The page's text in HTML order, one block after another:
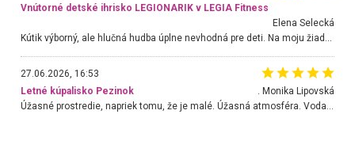
Vnútorné detské ihrisko LEGIONARIK v LEGIA Fitness
Elena Selecká
27.06.2026, 16:53
Letné kúpalisko Pezinok
. Monika Lipovská
Úžasné prostredie, napriek tomu, že je malé. Úžasná atmosféra. Voda fantastická a nádherná. Ľudí je pomerne veľa, ale su mili a ohľaduplní. Je veľmi zaujímavé sledovať, ako dokážu spolu športovať cudzí ľudia a bez ohľadu na vek. Vládne tu pohoda. Vnuka neviem dostať z vody. Ďakujem za krásny deň . Urcite sa sem vrátim. Jediný problém je s parkovaním, ale aj ten sa mi podarilo vyriešiť. Monika Bratislava